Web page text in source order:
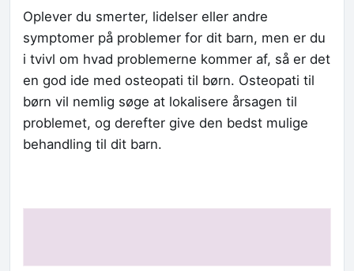
Oplever du smerter, lidelser eller andre
symptomer på problemer for dit barn, men er du
i tvivl om hvad problemerne kommer af, så er det
en god ide med osteopati til børn. Osteopati til
børn vil nemlig søge at lokalisere årsagen til
problemet, og derefter give den bedst mulige
behandling til dit barn.